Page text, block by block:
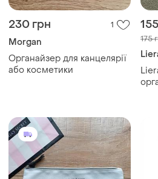
230 грн 1
Morgan
Органайзер для канцелярії
або косметики
175